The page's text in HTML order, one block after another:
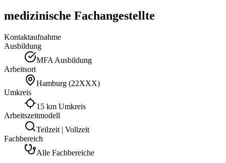
medizinische Fachangestellte
Kontaktaufnahme
Ausbildung
MFA Ausbildung
Arbeitsort
Hamburg (22XXX)
Umkreis
15 km Umkreis
Arbeitszeitmodell
Teilzeit | Vollzeit
Fachbereich
Alle Fachbereiche